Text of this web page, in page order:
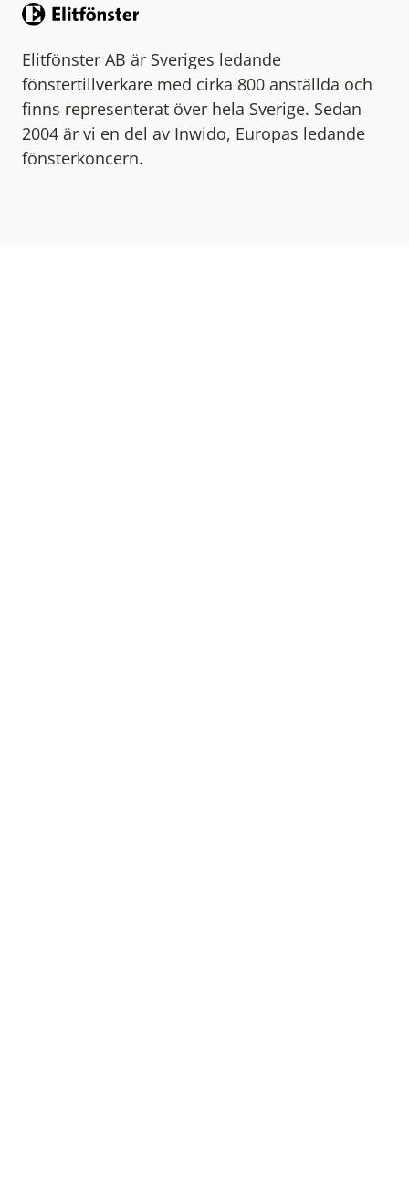
Elitfönster AB är Sveriges ledande
fönstertillverkare med cirka 800 anställda och
finns representerat över hela Sverige. Sedan
2004 är vi en del av Inwido, Europas ledande
fönsterkoncern.